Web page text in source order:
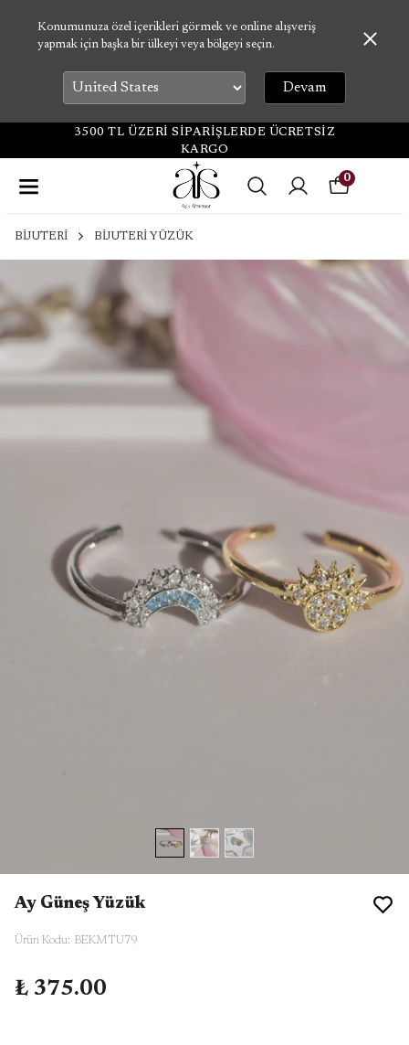
Konumunuza özel içerikleri görmek ve online alışveriş
yapmak için başka bir ülkeyi veya bölgeyi seçin.
Devam
3500 TL ÜZERİ SİPARİŞLERDE ÜCRETSİZ
KARGO
0
BİJUTERİ BİJUTERİ YÜZÜK
Ay Güneş Yüzük
Ürün Kodu: BEKMTU79
₺ 375.00